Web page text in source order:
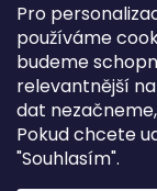
Pro
používáme
budeme
relevantnější
dat
Pokud chcete
"Souhlasím".